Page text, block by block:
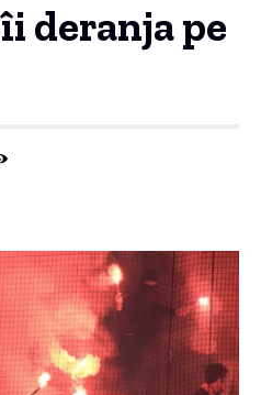
deranja pe